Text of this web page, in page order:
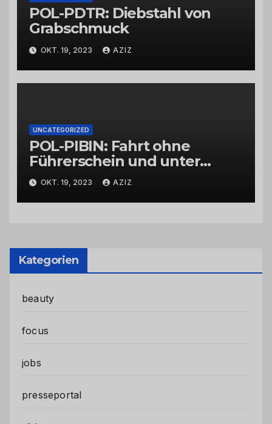
POL-PDTR: Diebstahl von
Grabschmuck
OKT. 19, 2023 AZIZ
UNCATEGORIZED
POL-PIBIN: Fahrt ohne
Führerschein und unter
Einfluss von Drogen
OKT. 19, 2023 AZIZ
Kategorien
beauty
focus
jobs
presseportal